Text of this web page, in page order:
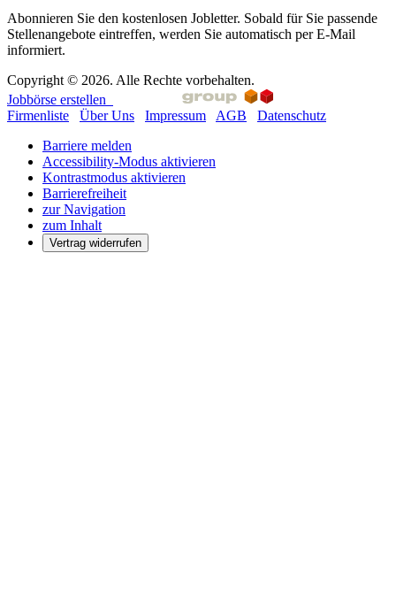
Abonnieren Sie den kostenlosen Jobletter. Sobald für Sie passende
Stellenangebote eintreffen, werden Sie automatisch per E-Mail
informiert.
Copyright © 2026. Alle Rechte vorbehalten.
Jobbörse erstellen
Firmenliste
Über Uns Impressum AGB
Datenschutz
Barriere melden
Accessibility-Modus aktivieren
Kontrastmodus aktivieren
Barrierefreiheit
zur Navigation
zum Inhalt
Vertrag widerrufen